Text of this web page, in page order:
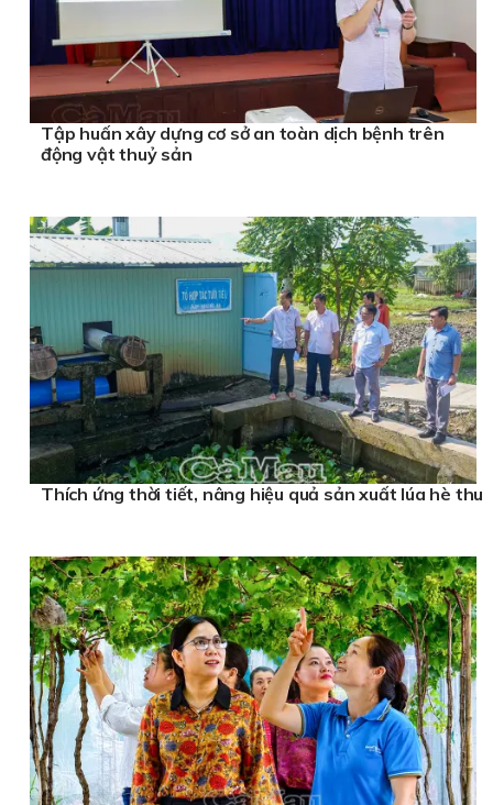
Tập huấn xây dựng cơ sở an toàn dịch bệnh trên
động vật thuỷ sản
Thích ứng thời tiết, nâng hiệu quả sản xuất lúa hè thu